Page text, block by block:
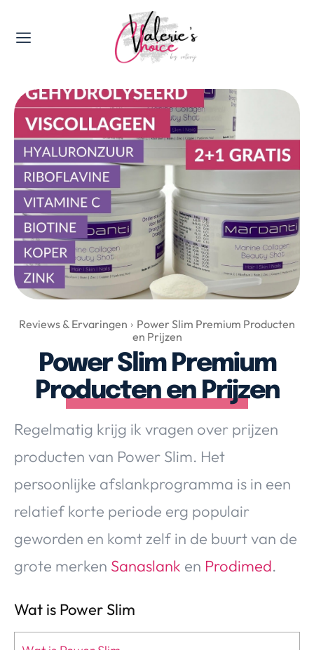
Valerie's Topics
Travel & Culture
Food & Drinks
Happyness & Opmerkelijk
Lifestyle, Sport & Duurzaamheid
Top 5 van Valerie
Health & Beauty
Huis & Tuin
Nieuws & Media
Over Valerie
Over Valerie
De Top 5
Contact
VALERIE'S CHOICE
Food & Drinks Health & Beauty
Huis & Tuin
Lifestyle
Reviews & Ervaringen
Power Slim Premium Producten
en Prijzen
Power Slim Premium
Producten en Prijzen
Regelmatig krijg ik vragen over prijzen
producten van Power Slim. Het
persoonlijke afslankprogramma is in een
relatief korte periode erg populair
geworden en komt zelf in de buurt van de
grote merken Sanaslank en Prodimed.
Wat is Power Slim